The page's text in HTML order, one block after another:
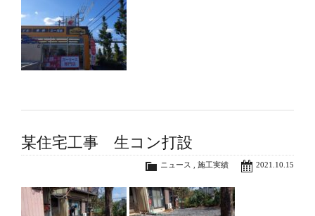
某住宅工事 生コン打設
2021.10.15
ニュース 施工実績